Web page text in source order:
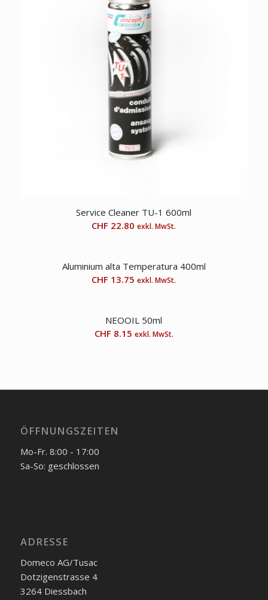
Service Cleaner TU-1 600ml
CHF 22.80 exkl. MwSt.
Aluminium alta Temperatura 400ml
CHF 13.75 exkl. MwSt.
NEOOIL 50ml
CHF 8.15 exkl. MwSt.
ÖFFNUNGSZEITEN
Mo-Fr. 8:00 - 17:00
Sa-So: geschlossen
ADRESSE
Domeco AG/Tusac
Dotzigenstrasse 4
3264 Diessbach